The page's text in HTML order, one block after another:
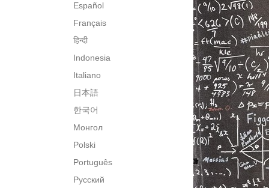
Español
Français
हिन्दी
Indonesia
Italiano
日本語
한국어
Монгол
Polski
Português
Русский